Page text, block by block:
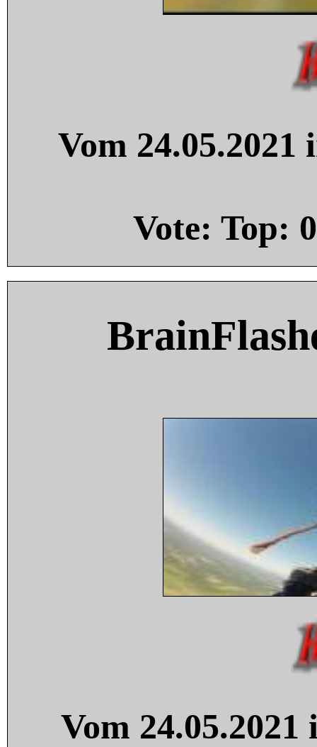
Vom
Vote: Top: 0
Vom